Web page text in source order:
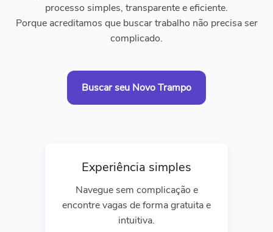
processo simples, transparente e eficiente.
Porque acreditamos que buscar trabalho não precisa ser
complicado.
Buscar seu Novo Trampo
Experiência simples
Navegue sem complicação e
encontre vagas de forma gratuita e
intuitiva.